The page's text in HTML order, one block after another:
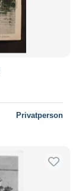
Privatperson